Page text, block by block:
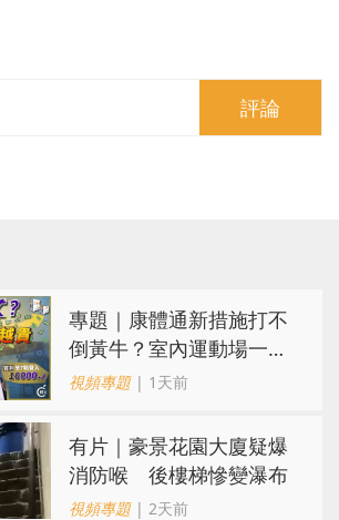
評論
專題｜康體通新措施打不
倒黃牛？室內運動場一場
難求越炒越貴
視頻專題| 1天前
有片｜豪景花園大廈疑爆
消防喉 後樓梯慘變瀑布
視頻專題| 2天前